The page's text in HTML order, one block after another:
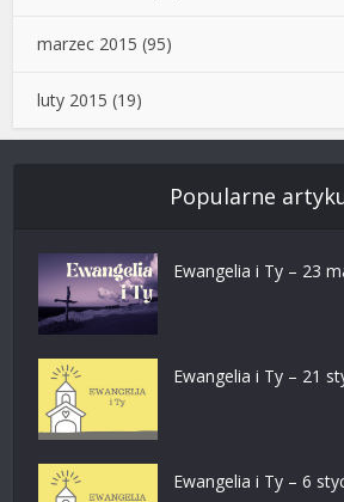
marzec 2015 (95)
luty 2015 (19)
Popularne
Ewangelia i Ty – 23
Ewangelia i Ty – 21
Ewangelia i Ty – 6